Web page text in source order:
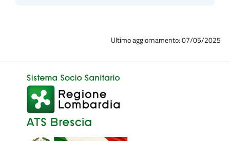
Ultimo aggiornamento: 07/05/2025